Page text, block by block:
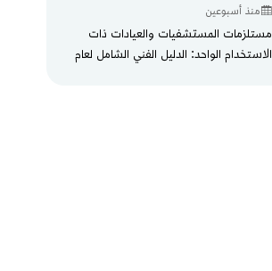
منذ أسبوعين
مستلزمات المستشفيات والعيادات ذات
الاستخدام الواحد: الدليل الفني الشامل لعام